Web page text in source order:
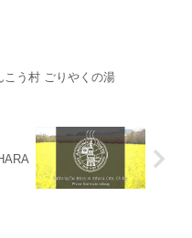
こう村 ごりやくの湯